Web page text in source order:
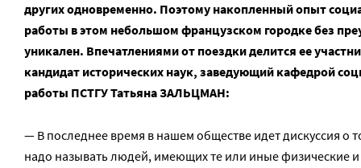
других одновременно. Поэтому накопленный опыт
работы в этом небольшом французском городке без
уникален. Впечатлениями от поездки делится ее
кандидат исторических наук, заведующий кафедрой
работы ПСТГУ Татьяна ЗАЛЬЦМАН:
— В последнее время в нашем обществе идет дискуссия о
надо называть людей, имеющих те или иные физические и